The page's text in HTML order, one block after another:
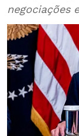
negociações